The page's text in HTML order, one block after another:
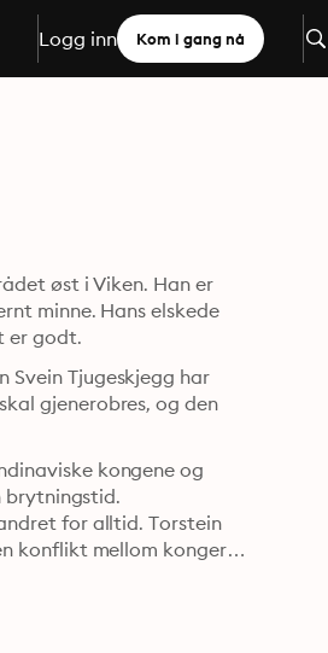
Logg inn Kom i gang nå
øst i Viken. Han er
minne. Hans elskede
er godt.
Tjugeskjegg har
gjenerobres, og den
kongene og
brytningstid.
for alltid. Torstein
konflikt mellom konger